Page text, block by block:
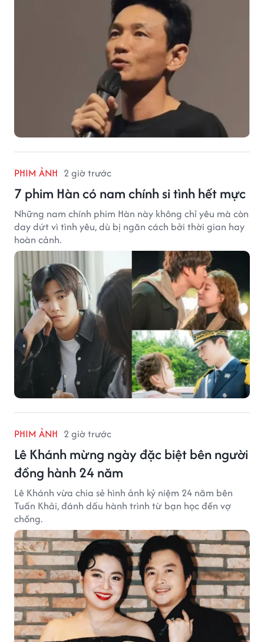
PHIM ẢNH 2 giờ trước
7 phim Hàn có nam chính si tình hết mực
Những nam chính phim Hàn này không chỉ yêu mà còn
day dứt vì tình yêu, dù bị ngăn cách bởi thời gian hay
hoàn cảnh.
PHIM ẢNH 2 giờ trước
Lê Khánh mừng ngày đặc biệt bên người
đồng hành 24 năm
Lê Khánh vừa chia sẻ hình ảnh kỷ niệm 24 năm bên
Tuấn Khải, đánh dấu hành trình từ bạn học đến vợ
chồng.